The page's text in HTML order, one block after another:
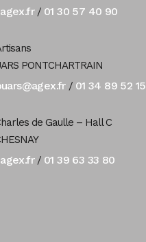
/ 01 30 57 40 90
PONTCHARTRAIN
/ 01 34 89 52 15
de Gaulle – Hall C
/ 01 39 63 33 80